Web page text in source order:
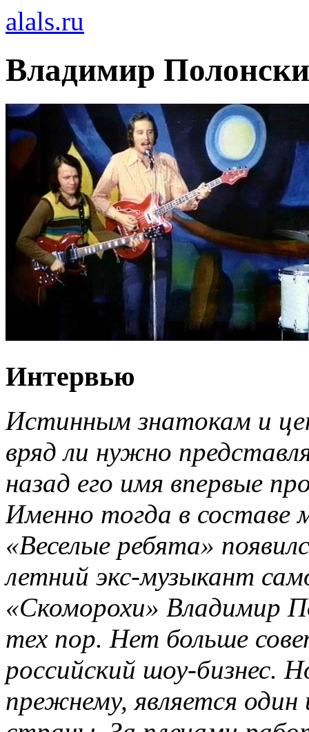
alals.ru
Владимир
Интервью
Истинным знатокам и
вряд ли нужно
назад его имя впервые
Именно тогда в составе
«Веселые ребята»
летний экс-музыкант
«Скоморохи» Владимир
тех пор. Нет больше
российский шоу-бизнес.
прежнему, является